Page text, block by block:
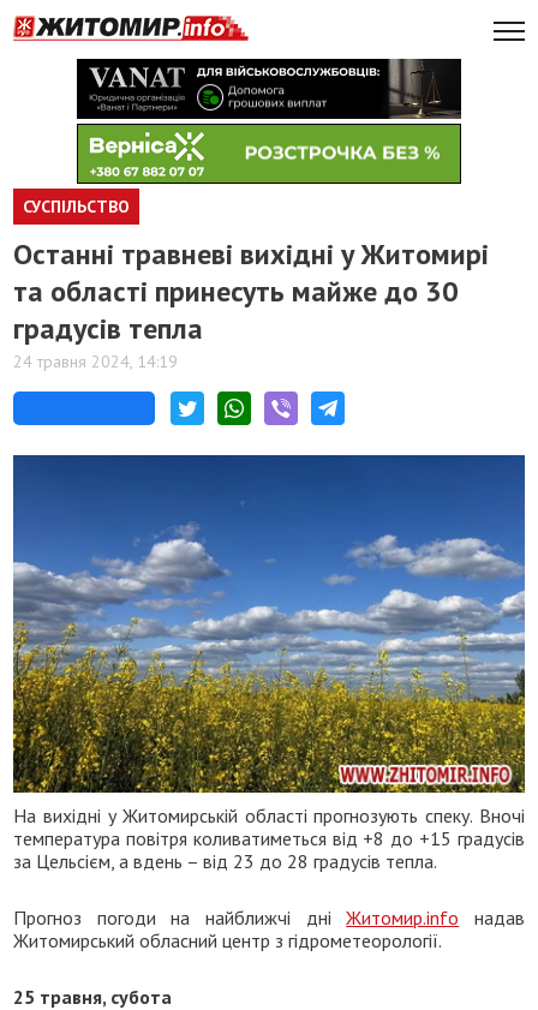
СУСПІЛЬСТВО
Останні травневі вихідні у Житомирі
та області принесуть майже до 30
градусів тепла
24 травня 2024, 14:19
На вихідні у Житомирській області прогнозують спеку. Вночі
температура повітря коливатиметься від +8 до +15 градусів
за Цельсієм, а вдень – від 23 до 28 градусів тепла.
Прогноз погоди на найближчі дніЖитомир.info надав
Житомирський обласний центр з гідрометеорології.
25 травня, субота